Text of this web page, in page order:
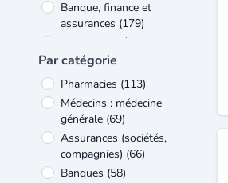
Banque, finance et
assurances (179)
Verre et matériaux de
construction
Equipement électrique et
électronique (125)
Formation(125)
Administration
(123)
Par catégorie
Pharmacies (113)
Médecins : médecine
générale (69)
Assurances (sociétés,
compagnies) (66)
Banques (58)